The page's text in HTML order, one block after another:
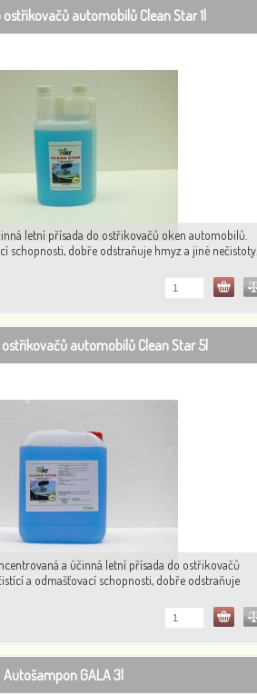
automobilů Clean Star 1l
letní přísada do ostřikovačů oken automobilů.
schopnosti, dobře odstraňuje hmyz a jiné nečistoty.
automobilů Clean Star 5l
a účinná letní přísada do ostřikovačů
a odmašťovací schopnosti, dobře odstraňuje
Autošampon GALA 3l